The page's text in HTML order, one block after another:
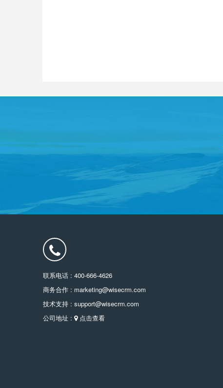
联系电话 : 400-666-4626
商务合作 : marketing@wisecrm.com
技术支持 : support@wisecrm.com
公司地址 :
点击查看